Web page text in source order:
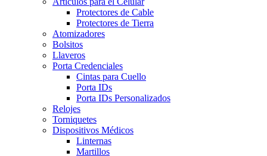
Protectores de Cable
Protectores de Tierra
Atomizadores
Bolsitos
Llaveros
Porta Credenciales
Cintas para Cuello
Porta IDs
Porta IDs Personalizados
Relojes
Torniquetes
Dispositivos Médicos
Linternas
Martillos